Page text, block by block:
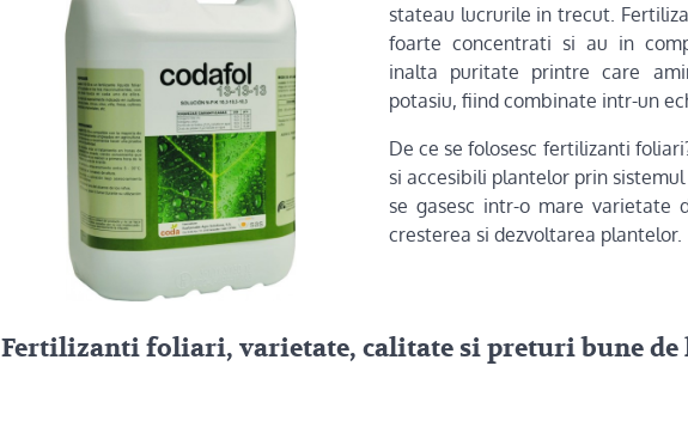
stateau lucrurile in trecut.
foarte concentrati si au in
inalta puritate printre care
potasiu, fiind combinate intr-un
De ce se folosesc fertilizanti
si accesibili plantelor prin
se gasesc intr-o mare varietate
cresterea si dezvoltarea plantelor.
Fertilizanti foliari, varietate, calitate si preturi bune de